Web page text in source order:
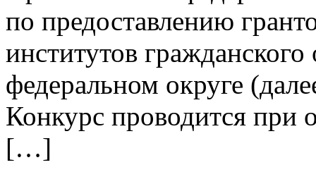
по предоставлению
институтов
федеральном округе
Конкурс проводится при
[…]